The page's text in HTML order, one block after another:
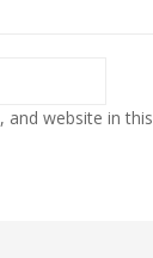
and website in